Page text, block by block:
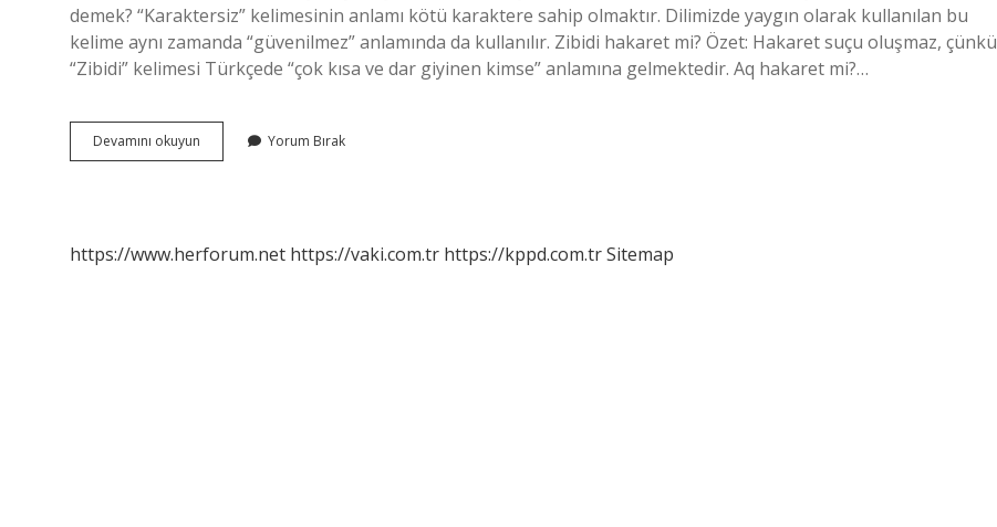
demek? “Karaktersiz” kelimesinin anlamı kötü karaktere sahip olmaktır. Dilimizde yaygın olarak kullanılan bu
kelime aynı zamanda “güvenilmez” anlamında da kullanılır. Zibidi hakaret mi? Özet: Hakaret suçu oluşmaz, çünkü
“Zibidi” kelimesi Türkçede “çok kısa ve dar giyinen kimse” anlamına gelmektedir. Aq hakaret mi?…
Devamını okuyun
Bozuk
Yorum Bırak
https://www.herforum.net https://vaki.com.tr https://kppd.com.trSitemap